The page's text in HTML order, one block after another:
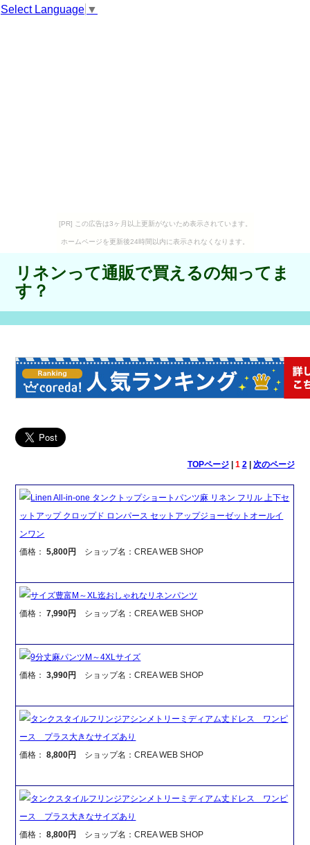
Select Language ▼
[PR] この広告は3ヶ月以上更新がないため表示されています。
ホームページを更新後24時間以内に表示されなくなります。
リネンって通販で買えるの知ってま
す？
TOPページ| 1 2| 次のページ
Linen All-in-one タンクトップショートパンツ麻 リネン フリル 上下セ
ットアップ クロップド ロンパース セットアップジョーゼットオールイ
ンワン
価格：5,800円 ショップ名：CREA WEB SHOP
サイズ豊富M～XL迄おしゃれなリネンパンツ
価格：7,990円 ショップ名：CREA WEB SHOP
9分丈麻パンツM～4XLサイズ
価格：3,990円 ショップ名：CREA WEB SHOP
タンクスタイルフリンジアシンメトリーミディアム丈ドレス ワンピ
ース プラス大きなサイズあり
価格：8,800円 ショップ名：CREA WEB SHOP
タンクスタイルフリンジアシンメトリーミディアム丈ドレス ワンピ
ース プラス大きなサイズあり
価格：8,800円 ショップ名：CREA WEB SHOP